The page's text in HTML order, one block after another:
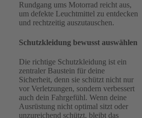
Rundgang ums Motorrad reicht aus,
um defekte Leuchtmittel zu entdecken
und rechtzeitig auszutauschen.
Schutzkleidung bewusst auswählen
Die richtige Schutzkleidung ist ein
zentraler Baustein für deine
Sicherheit, denn sie schützt nicht nur
vor Verletzungen, sondern verbessert
auch dein Fahrgefühl. Wenn deine
Ausrüstung nicht optimal sitzt oder
unzureichend schützt, bleibt das